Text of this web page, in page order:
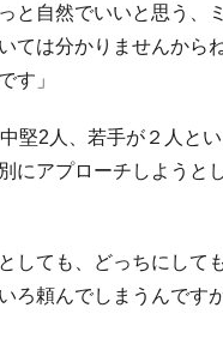
と自然でいいと思う、
ては分かりませんから
す」
堅2人、若手が２人と
にアプローチしようと
しても、どっちにして
ろ頼んでしまうんです